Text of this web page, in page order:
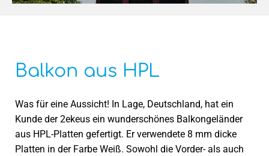
Balkon aus HPL
Was für eine Aussicht! In Lage, Deutschland, hat ein
Kunde der 2ekeus ein wunderschönes Balkongeländer
aus HPL-Platten gefertigt. Er verwendete 8 mm dicke
Platten in der Farbe Weiß. Sowohl die Vorder- als auch